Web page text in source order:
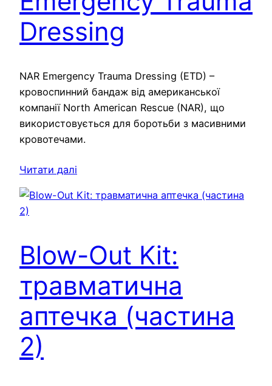
Dressing
NAR Emergency Trauma Dressing (ETD) –
кровоспинний бандаж від американської
компанії North American Rescue (NAR), що
використовується для боротьби з масивними
кровотечами.
Читати далі
Blow-Out Kit:
травматична
аптечка (частина
2)